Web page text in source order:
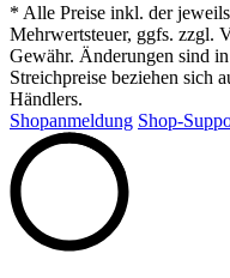
* Alle Preise inkl. der
Mehrwertsteuer, ggfs. zzgl.
Gewähr. Änderungen sind
Streichpreise beziehen sich
Händlers.
Shopanmeldung Shop-